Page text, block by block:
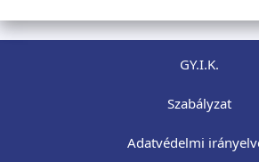
GY.I.K.
Szabályzat
Adatvédelmi